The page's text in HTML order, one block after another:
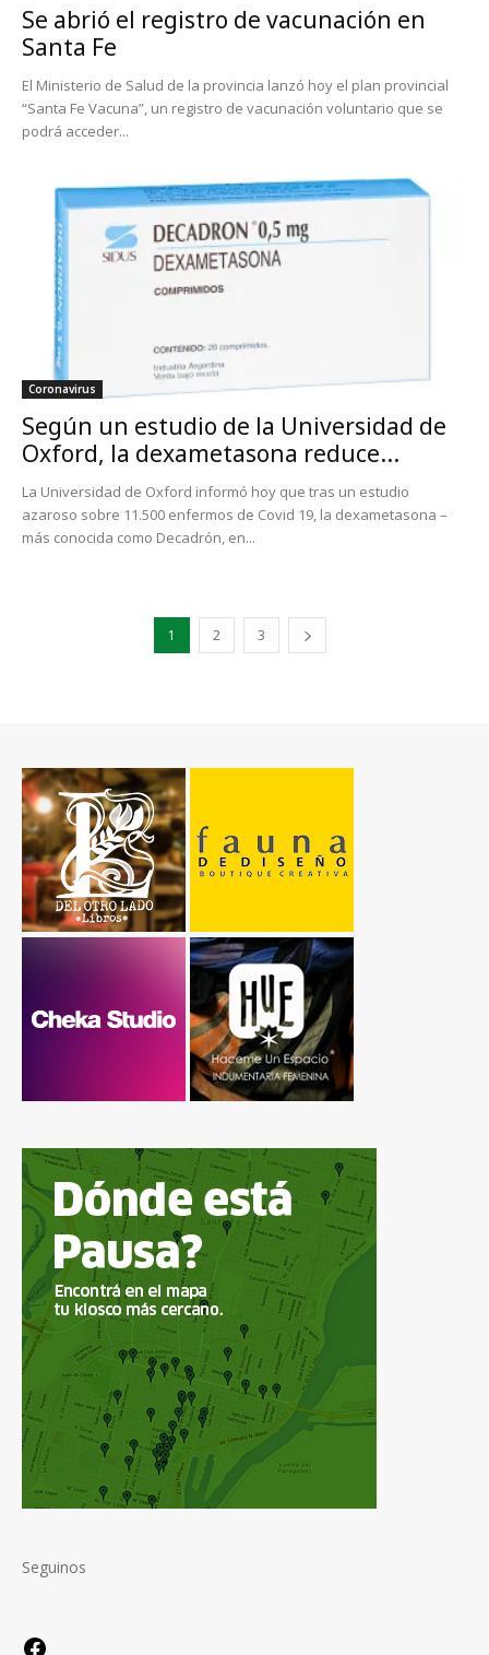
Se abrió el registro de vacunación en
Santa Fe
El Ministerio de Salud de la provincia lanzó hoy el plan provincial
“Santa Fe Vacuna”, un registro de vacunación voluntario que se
podrá acceder...
Coronavirus
Según un estudio de la Universidad de
Oxford, la dexametasona reduce...
La Universidad de Oxford informó hoy que tras un estudio
azaroso sobre 11.500 enfermos de Covid 19, la dexametasona –
más conocida como Decadrón, en...
1 2 3
Seguinos